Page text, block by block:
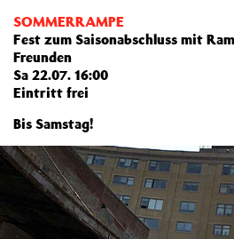
SOMMERRAMPE
Fest zum Saisonabschluss mit
Freunden
Sa 22.07. 16:00
Eintritt frei
Bis Samstag!